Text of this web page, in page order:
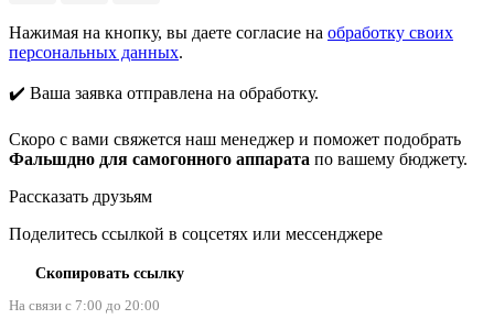
Нажимая на кнопку, вы даете согласие на обработку своих
персональных данных.
✔️ Ваша заявка отправлена на обработку.
Скоро с вами свяжется наш менеджер и поможет подобрать
Фальшдно для самогонного аппарата по вашему бюджету.
Рассказать друзьям
Поделитесь ссылкой в соцсетях или мессенджере
Скопировать ссылку
На связи с 7:00 до 20:00